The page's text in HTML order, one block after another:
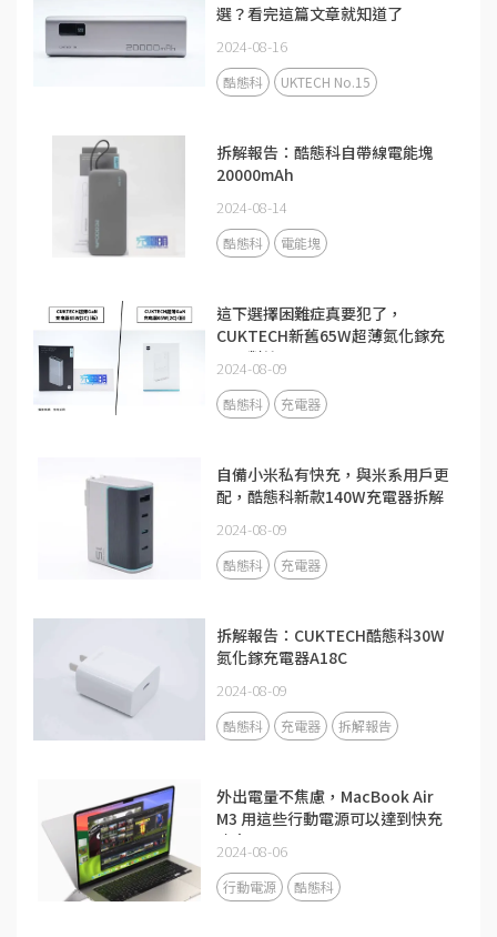
選？看完這篇文章就知道了
2024-08-16
酷態科 UKTECH No.15
拆解報告：酷態科自帶線電能塊
20000mAh
2024-08-14
酷態科 電能塊
這下選擇困難症真要犯了，
CUKTECH新舊65W超薄氮化鎵充
電器對比
2024-08-09
酷態科 充電器
自備小米私有快充，與米系用戶更
配，酷態科新款140W充電器拆解
2024-08-09
酷態科 充電器
拆解報告：CUKTECH酷態科30W
氮化鎵充電器A18C
2024-08-09
酷態科 充電器 拆解報告
外出電量不焦慮，MacBook Air
M3 用這些行動電源可以達到快充
功率
2024-08-06
行動電源 酷態科